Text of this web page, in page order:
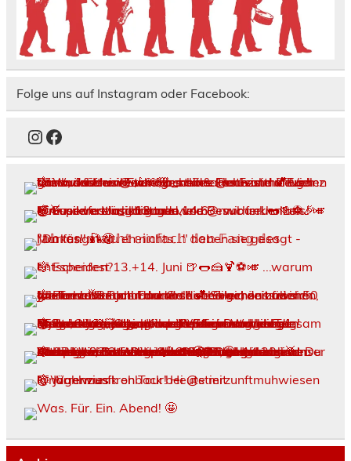
Folge uns auf Instagram oder Facebook:
Instagram
Facebook